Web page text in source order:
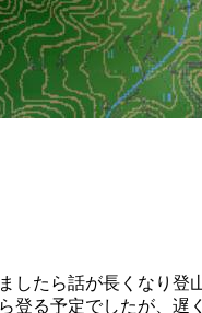
したら話が長くなり登
る予定でしたが、遅